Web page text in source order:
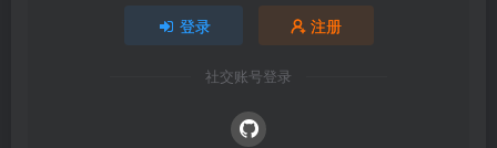
登录 注册
社交账号登录